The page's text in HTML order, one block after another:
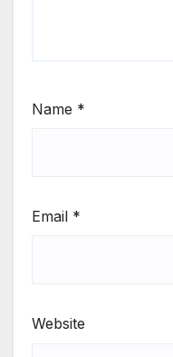
Name *
Email *
Website